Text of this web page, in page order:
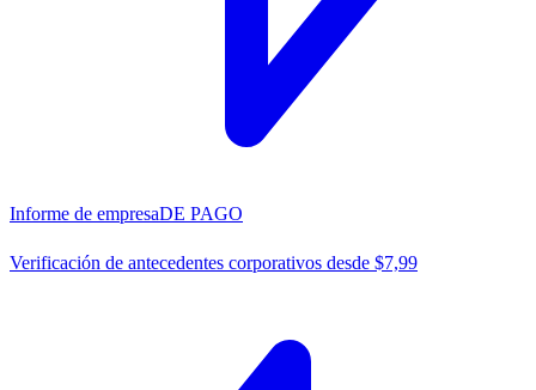
Informe de empresaDE PAGO
Verificación de antecedentes corporativos desde $7,99